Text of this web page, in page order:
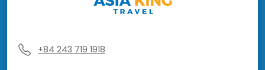
+84 243 719 1918